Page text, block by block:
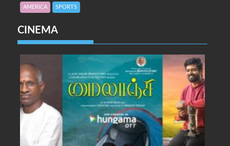
AMERICA SPORTS
CINEMA